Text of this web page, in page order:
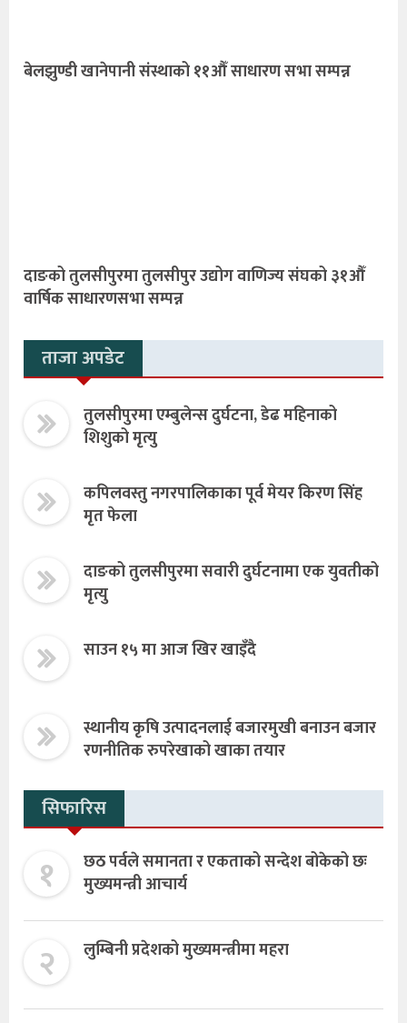
बेलझुण्डी खानेपानी संस्थाको ११औँ साधारण सभा सम्पन्न
दाङको तुलसीपुरमा तुलसीपुर उद्योग वाणिज्य संघको ३१औँ
वार्षिक साधारणसभा सम्पन्न
ताजा अपडेट
तुलसीपुरमा एम्बुलेन्स दुर्घटना, डेढ महिनाको
शिशुको मृत्यु
कपिलवस्तु नगरपालिकाका पूर्व मेयर किरण सिंह
मृत फेला
दाङको तुलसीपुरमा सवारी दुर्घटनामा एक युवतीको
मृत्यु
साउन १५ मा आज खिर खाइँदै
स्थानीय कृषि उत्पादनलाई बजारमुखी बनाउन बजार
रणनीतिक रुपरेखाको खाका तयार
सिफारिस
१
छठ पर्वले समानता र एकताको सन्देश बोकेको छः
मुख्यमन्त्री आचार्य
२ लुम्बिनी प्रदेशको मुख्यमन्त्रीमा महरा